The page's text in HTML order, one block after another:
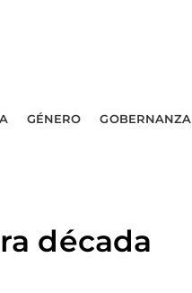
GÉNERO GOBERNANZA
década